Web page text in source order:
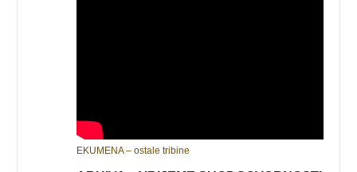
EKUMENA – ostale tribine